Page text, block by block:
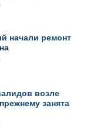
начали ремонт
возле
занята